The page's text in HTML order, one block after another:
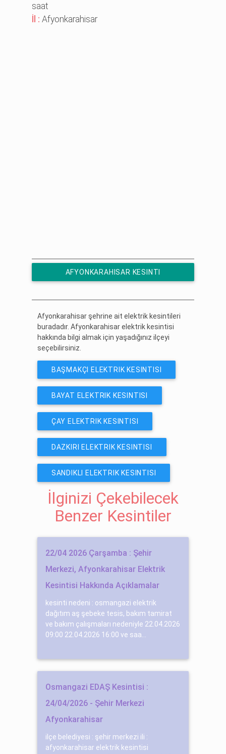
saat
İl :Afyonkarahisar
AFYONKARAHISAR KESINTI
Afyonkarahisar şehrine ait elektrik kesintileri
buradadır. Afyonkarahisar elektrik kesintisi
hakkında bilgi almak için yaşadığınız ilçeyi
seçebilirsiniz.
BAŞMAKÇI ELEKTRIK KESINTISI
BAYAT ELEKTRIK KESINTISI
ÇAY ELEKTRIK KESINTISI
DAZKIRI ELEKTRIK KESINTISI
SANDIKLI ELEKTRIK KESINTISI
İlginizi Çekebilecek
Benzer Kesintiler
22/04 2026 Çarşamba : Şehir
Merkezi, Afyonkarahisar Elektrik
Kesintisi Hakkında Açıklamalar
kesinti nedeni : osmangazi elektrik
dağıtım aş şebeke tesis, bakım tamirat
ve bakım çalışmaları nedeniyle 22.04.2026
09:00 22.04.2026 16:00 ve saa...
Osmangazi EDAŞ Kesintisi :
24/04/2026 - Şehir Merkezi
Afyonkarahisar
ilçe belediyesi : şehir merkezi ili :
afyonkarahisar elektrik kesintisi